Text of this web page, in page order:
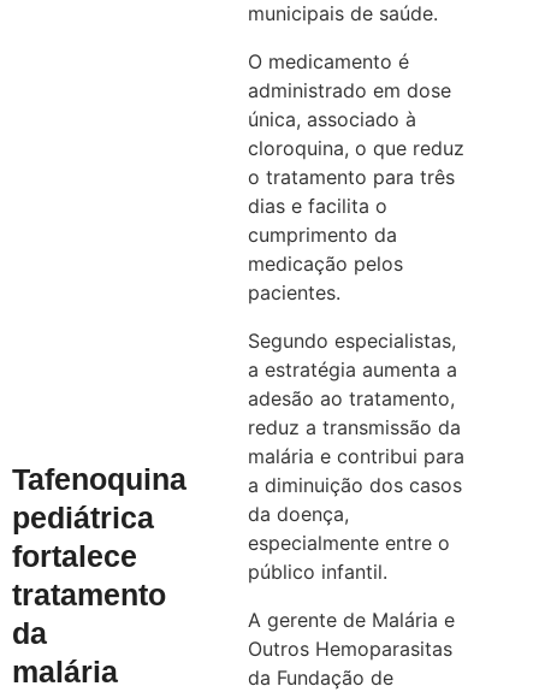
Tafenoquina
pediátrica
fortalece
tratamento
da
malária
municipais de saúde.
O medicamento é
administrado em dose
única, associado à
cloroquina, o que reduz
o tratamento para três
dias e facilita o
cumprimento da
medicação pelos
pacientes.
Segundo especialistas,
a estratégia aumenta a
adesão ao tratamento,
reduz a transmissão da
malária e contribui para
a diminuição dos casos
da doença,
especialmente entre o
público infantil.
A gerente de Malária e
Outros Hemoparasitas
da Fundação de